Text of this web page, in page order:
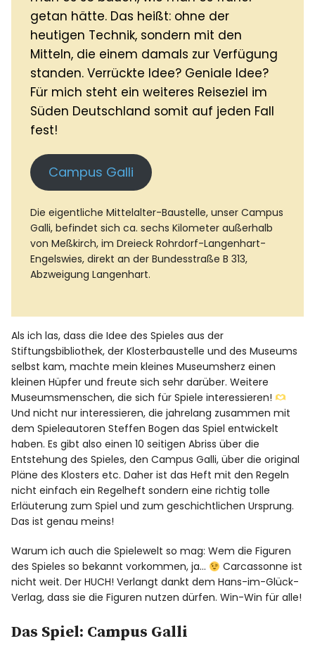
getan hätte. Das heißt: ohne der
heutigen Technik, sondern mit den
Mitteln, die einem damals zur Verfügung
standen. Verrückte Idee? Geniale Idee?
Für mich steht ein weiteres Reiseziel im
Süden Deutschland somit auf jeden Fall
fest!
Campus Galli
Die eigentliche Mittelalter-Baustelle, unser Campus
Galli, befindet sich ca. sechs Kilometer außerhalb
von Meßkirch, im Dreieck Rohrdorf-Langenhart-
Engelswies, direkt an der Bundesstraße B 313,
Abzweigung Langenhart.
Als ich las, dass die Idee des Spieles aus der
Stiftungsbibliothek, der Klosterbaustelle und des Museums
selbst kam, machte mein kleines Museumsherz einen
kleinen Hüpfer und freute sich sehr darüber. Weitere
Museumsmenschen, die sich für Spiele interessieren!
Und nicht nur interessieren, die jahrelang zusammen mit
dem Spieleautoren Steffen Bogen das Spiel entwickelt
haben. Es gibt also einen 10 seitigen Abriss über die
Entstehung des Spieles, den Campus Galli, über die original
Pläne des Klosters etc. Daher ist das Heft mit den Regeln
nicht einfach ein Regelheft sondern eine richtig tolle
Erläuterung zum Spiel und zum geschichtlichen Ursprung.
Das ist genau meins!
Warum ich auch die Spielewelt so mag: Wem die Figuren
des Spieles so bekannt vorkommen, ja…
Carcassonne ist
nicht weit. Der HUCH! Verlangt dankt dem Hans-im-Glück-
Verlag, dass sie die Figuren nutzen dürfen. Win-Win für alle!
Das Spiel: Campus Galli